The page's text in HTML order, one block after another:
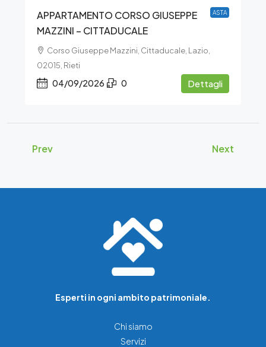
ASTA
APPARTAMENTO CORSO GIUSEPPE
MAZZINI – CITTADUCALE
Corso Giuseppe Mazzini, Cittaducale, Lazio,
02015, Rieti
04/09/2026 0 Dettagli
Prev Next
Esperti in ogni ambito patrimoniale.
Chi siamo
Servizi